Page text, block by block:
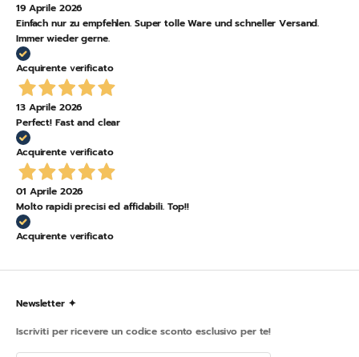
19 Aprile 2026
Einfach nur zu empfehlen. Super tolle Ware und schneller Versand.
Immer wieder gerne.
Acquirente verificato
13 Aprile 2026
Perfect! Fast and clear
Acquirente verificato
01 Aprile 2026
Molto rapidi precisi ed affidabili. Top!!
Acquirente verificato
Newsletter ✦
Iscriviti per ricevere un codice sconto esclusivo per te!